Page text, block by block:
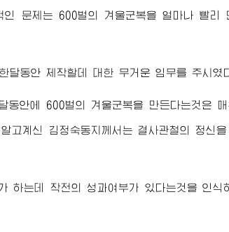
문제는 600벌의 겨울군복을 얼마나 빨리
달동안 제작할데 대한 무거운 임무를 주시였
안에 600벌의 겨울군복을 만든다는것은 매
고계신 김정숙동지 께서는 결사관철의 정신
하는데 작전의 성과여부가 있다는것을 인식